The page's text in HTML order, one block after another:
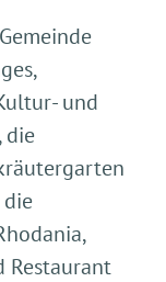
und
die
Restaurant